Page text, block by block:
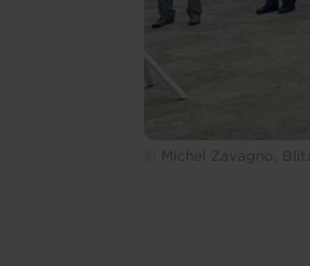
© Michel Zavagno, Blitz